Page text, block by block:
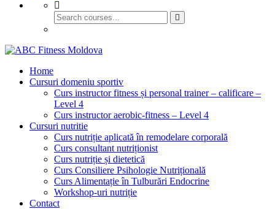
Home
Cursuri domeniu sportiv
Curs instructor fitness și personal trainer – calificare –
Level 4
Curs instructor aerobic-fitness – Level 4
Cursuri nutritie
Curs nutriție aplicată în remodelare corporală
Curs consultant nutriționist
Curs nutriție și dietetică
Curs Consiliere Psihologie Nutrițională
Curs Alimentație în Tulburări Endocrine
Workshop-uri nutriție
Contact